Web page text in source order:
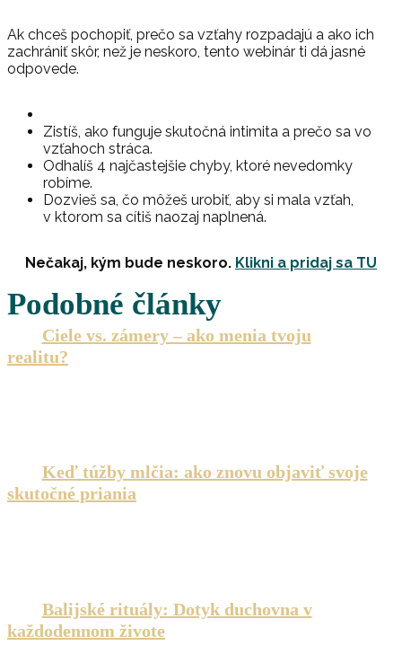
Ak chceš pochopiť, prečo sa vzťahy rozpadajú a ako ich
zachrániť skôr, než je neskoro, tento webinár ti dá jasné
odpovede.
Zistíš, ako funguje skutočná intimita a prečo sa vo
vzťahoch stráca.
Odhalíš 4 najčastejšie chyby, ktoré nevedomky
robíme.
Dozvieš sa, čo môžeš urobiť, aby si mala vzťah,
v ktorom sa cítiš naozaj naplnená.
Nečakaj, kým bude neskoro. Klikni a pridaj sa TU
Podobné články
Ciele vs. zámery – ako menia tvoju
realitu?
Keď túžby mlčia: ako znovu objaviť svoje
skutočné priania
Balijské rituály: Dotyk duchovna v
každodennom živote